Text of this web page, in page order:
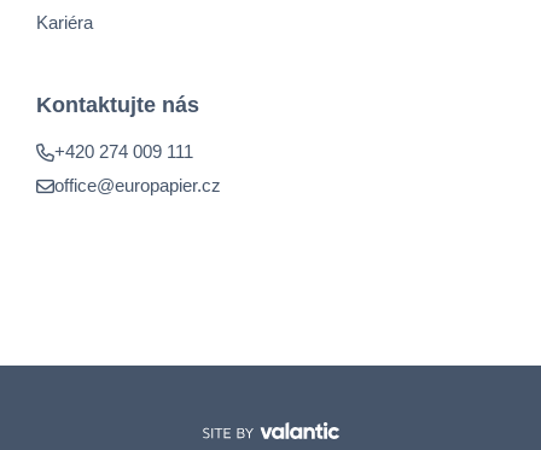
Kariéra
Kontaktujte nás
+420 274 009 111
office@europapier.cz